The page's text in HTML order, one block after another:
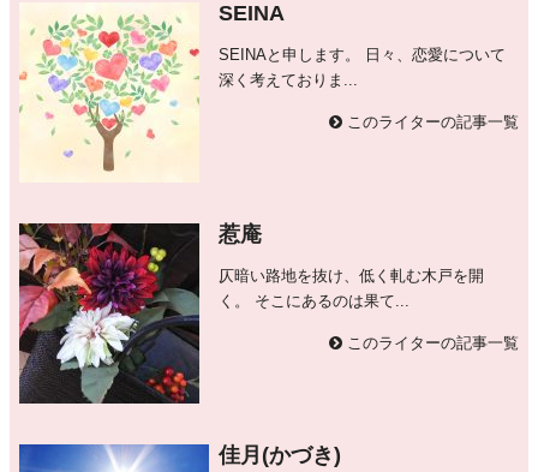
SEINA
SEINAと申します。 日々、恋愛について
深く考えておりま...
このライターの記事一覧
惹庵
仄暗い路地を抜け、低く軋む木戸を開
く。 そこにあるのは果て...
このライターの記事一覧
佳月(かづき)